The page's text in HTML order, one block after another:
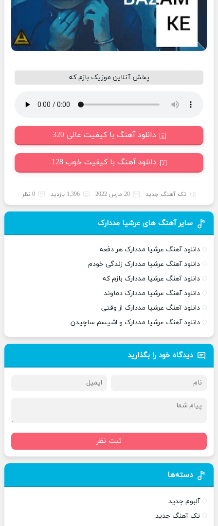
پخش آنلاین موزیک بازم که
دانلود آهنگ با کیفیت عالی 320
دانلود آهنگ با کیفیت خوب 128
تک آهنگ جدید 20 مارس 2022 1,396 بازدید 0 نظر
سایر آهنگ های عرشیا مددارک
دانلود آهنگ عرشیا مددارک هر دفعه
دانلود آهنگ عرشیا مددارک زندگی خودم
دانلود آهنگ عرشیا مددارک بازم که
دانلود آهنگ عرشیا مددارک دماوند
دانلود آهنگ عرشیا مددارک از وقتی
دانلود آهنگ عرشیا مددارک و اشیسم ساچیدن
دیدگاه خود را بگذارید
ثبت نظر
دسته‌ها
آلبوم جدید
تک آهنگ جدید